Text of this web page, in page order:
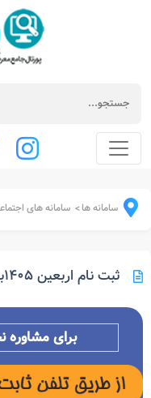
سامانه ها> سامانه های
ثبت نام اربعین ۱۴۰۵برای اتباع افغانی bafia.moi.ir
برای مشاوره